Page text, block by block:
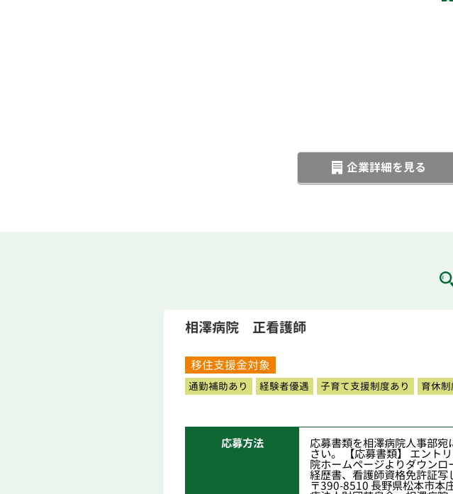
企業詳細を見る
相澤病院 正看護師
移住支援金対象
通勤補助あり 経験者優遇 子育て支援制度あり 育休制
応募方法 応募書類を相澤病院人事部宛
さい。 【応募書類】 エント
院ホームページよりダウンロ
経歴書、看護師資格免許証写
〒390-8510 長野県松本市本